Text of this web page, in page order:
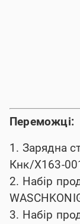
Переможці:
1. Зарядна
Кнк/X163-
2. Набір
3. Набір